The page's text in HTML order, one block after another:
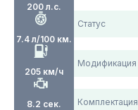
200 л.с.
7.4 л/100 км.
205 км/ч
8.2 сек.
Статус
Модификация
Комплектация